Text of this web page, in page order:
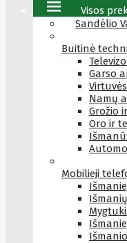
Visos
Sandėlio
Buitinė
Garso
Namų
Grožio
Oro ir
Mobilieji